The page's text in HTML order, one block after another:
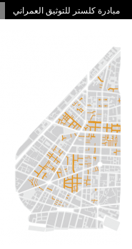
مبادرة كلستر للتوثيق العمراني